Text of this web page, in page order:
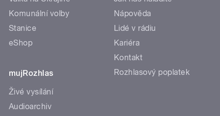
Komunální volby
Stanice
eShop
mujRozhlas
Živé vysílání
Audioarchiv
Nápověda
Lidé v rádiu
Kariéra
Kontakt
Rozhlasový poplatek